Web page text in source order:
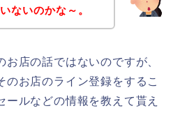
ないのかな～。
お店の話ではないのですが、
のお店のライン登録をするこ
ールなどの情報を教えて貰え